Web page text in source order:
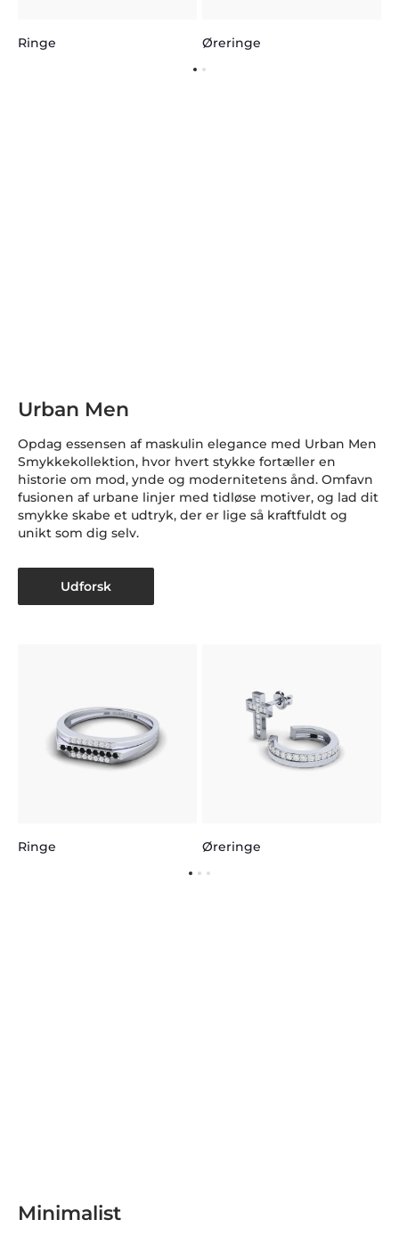
Ringe Øreringe
Urban Men
Opdag essensen af maskulin elegance med Urban Men
Smykkekollektion, hvor hvert stykke fortæller en
historie om mod, ynde og modernitetens ånd. Omfavn
fusionen af urbane linjer med tidløse motiver, og lad dit
smykke skabe et udtryk, der er lige så kraftfuldt og
unikt som dig selv.
Udforsk
Ringe Øreringe
Minimalist